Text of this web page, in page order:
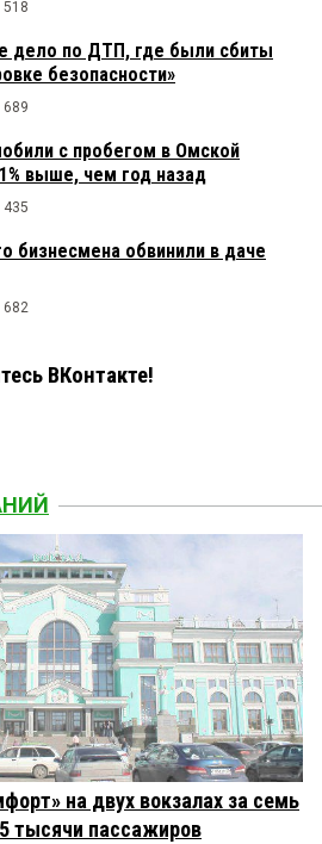
518
дело по ДТП, где были сбиты
безопасности»
689
с пробегом в Омской
выше, чем год назад
435
бизнесмена обвинили в даче
682
ВКонтакте!
на двух вокзалах за семь
тысячи пассажиров